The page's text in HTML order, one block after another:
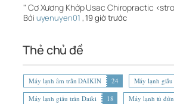
" Cơ Xương Khớp Usac Chiropractic
Bởi uyenuyen01 ,19 giờ trước
Thẻ chủ đề
Máy lạnh âm trần DAIKIN 24 Máy lạnh
Máy lạnh giấu trần Daiki
18 Máy lạnh tủ